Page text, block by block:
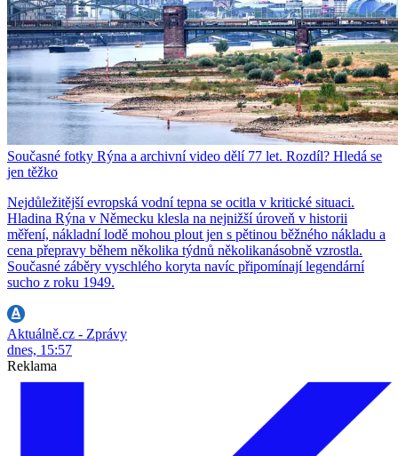
Současné fotky Rýna a archivní video dělí 77 let. Rozdíl? Hledá se
jen těžko
Nejdůležitější evropská vodní tepna se ocitla v kritické situaci.
Hladina Rýna v Německu klesla na nejnižší úroveň v historii
měření, nákladní lodě mohou plout jen s pětinou běžného nákladu a
cena přepravy během několika týdnů několikanásobně vzrostla.
Současné záběry vyschlého koryta navíc připomínají legendární
sucho z roku 1949.
Aktuálně.cz - Zprávy
dnes, 15:57
Reklama